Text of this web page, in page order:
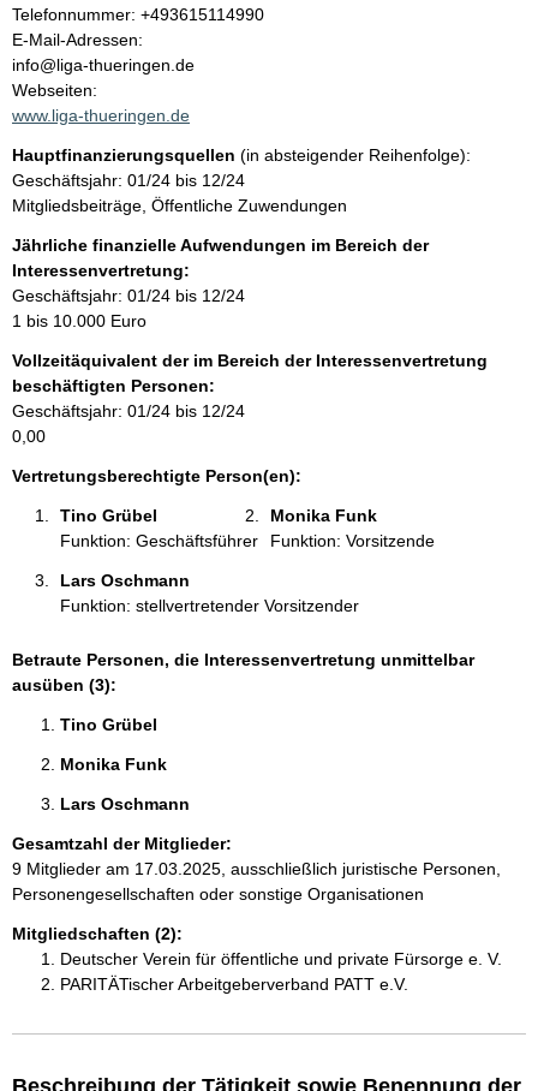
l
t
K
o
n
t
a
t
i
n
f
o
r
m
t
i
o
n
e
Telefonnummer: +493615114990
E-Mail-Adressen:
info@liga-thueringen.de
Webseiten:
www.liga-thueringen.de
Hauptfinanzierungsquellen (in absteigender Reihenfolge):
Geschäftsjahr: 01/24 bis 12/24
Mitgliedsbeiträge, Öffentliche Zuwendungen
Jährliche finanzielle Aufwendungen im Bereich der
Interessenvertretung:
Geschäftsjahr: 01/24 bis 12/24
1 bis 10.000 Euro
Vollzeitäquivalent der im Bereich der Interessenvertretung
beschäftigten Personen:
Geschäftsjahr: 01/24 bis 12/24
0,00
Vertretungsberechtigte Person(en):
Tino Grübel
Funktion: Geschäftsführer
Monika Funk
Funktion: Vorsitzende
Lars Oschmann
Funktion: stellvertretender Vorsitzender
Betraute Personen, die Interessenvertretung unmittelbar
ausüben (3):
Tino Grübel
Monika Funk
Lars Oschmann
Gesamtzahl der Mitglieder:
9 Mitglieder am 17.03.2025, ausschließlich juristische Personen,
Personengesellschaften oder sonstige Organisationen
Mitgliedschaften (2):
Deutscher Verein für öffentliche und private Fürsorge e. V.
PARITÄTischer Arbeitgeberverband PATT e.V.